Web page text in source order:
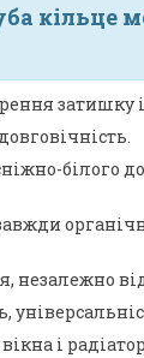
кільце
затишку
білого
і